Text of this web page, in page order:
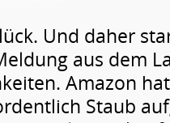
Und daher
aus dem
Amazon
Staub